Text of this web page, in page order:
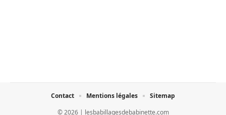
© 2026 | lesbabillagesdebabinette.com
Contact Mentions légales Sitemap